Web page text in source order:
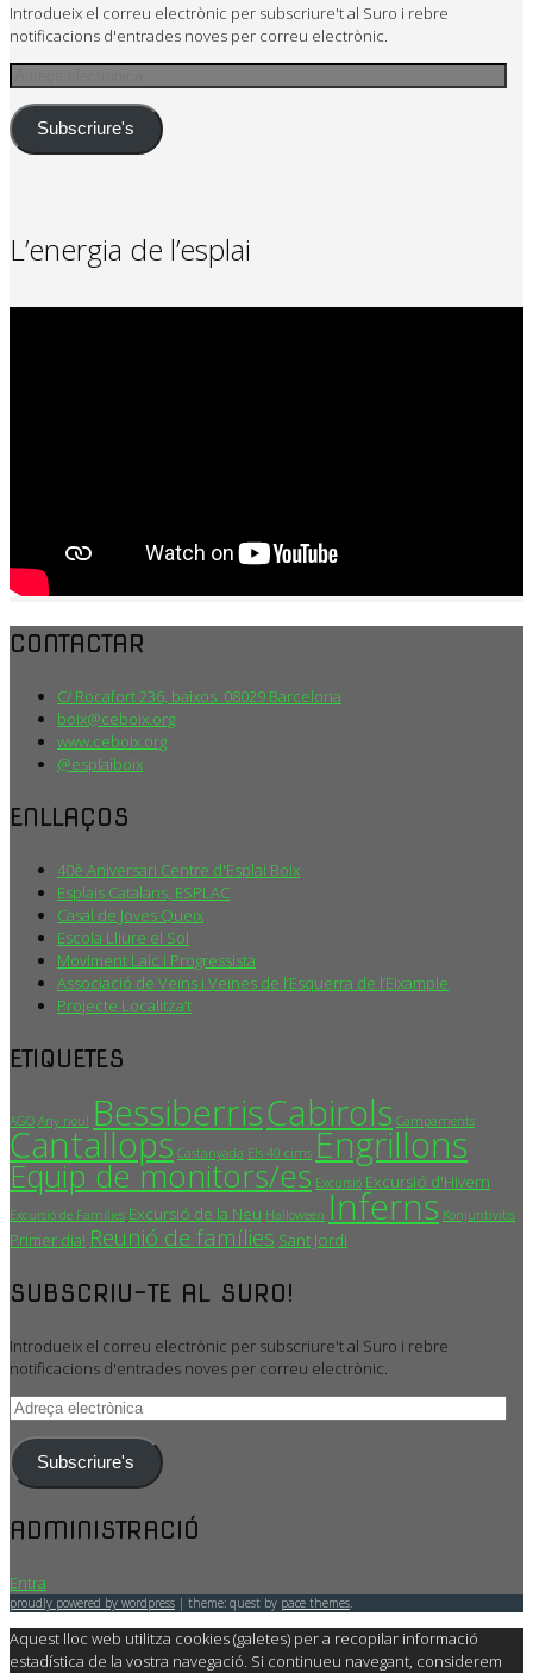
Introdueix el correu electrònic per subscriure't al Suro i rebre
notificacions d'entrades noves per correu electrònic.
Adreça
electrònica
Subscriure's
L’energia de l’esplai
CONTACTAR
C/ Rocafort 236, baixos. 08029 Barcelona
boix@ceboix.org
www.ceboix.org
@esplaiboix
ENLLAÇOS
40è Aniversari Centre d'Esplai Boix
Esplais Catalans, ESPLAC
Casal de Joves Queix
Escola Lliure el Sol
Moviment Laic i Progressista
Associació de Veïns i Veïnes de l’Esquerra de l’Eixample
Projecte Localitza’t
ETIQUETES
AGO Any nou! BessiberrisCabirols Campaments
Cantallops Castanyada Els 40 cims Engrillons
Equip de monitors/es Excursió Excursió d'Hivern
Excursió de Famílies Excursió de la Neu Halloween Inferns Konjuntivitis
Primer dia! Reunió de famílies Sant Jordi
SUBSCRIU-TE AL SURO!
Introdueix el correu electrònic per subscriure't al Suro i rebre
notificacions d'entrades noves per correu electrònic.
Adreça
Subscriure's
ADMINISTRACIÓ
Entra
proudly powered by wordpress | theme: quest by pace themes
Aquest lloc web utilitza cookies (galetes) per a recopilar informació
estadística de la vostra navegació. Si continueu navegant, considerem